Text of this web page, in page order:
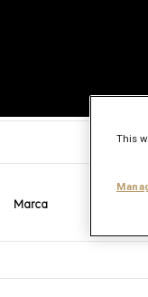
Marca
This